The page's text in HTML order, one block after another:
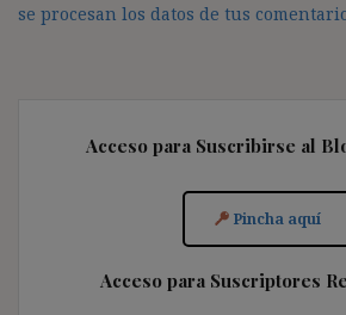
se procesan los datos de tus
Acceso para Suscribirse al
Pincha aquí
Acceso para Suscriptores